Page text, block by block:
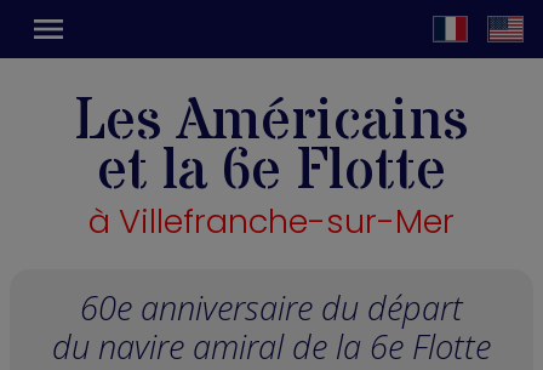
menu
Les Américains
et la 6e Flotte
à Villefranche-sur-Mer
60e anniversaire du départ
du navire amiral de la 6e Flotte